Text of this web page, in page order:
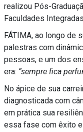
realizou Pós-
Faculdades
FÁTIMA, ao longo de
palestras com
pessoas, e um dos
era: “sempre fica
No ápice de sua
diagnosticada com
em prática sua
essa fase com êxito